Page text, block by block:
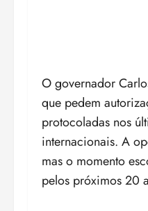
O governador
que pedem
protocoladas nos
internacionais. A
mas o momento
pelos próximos 20